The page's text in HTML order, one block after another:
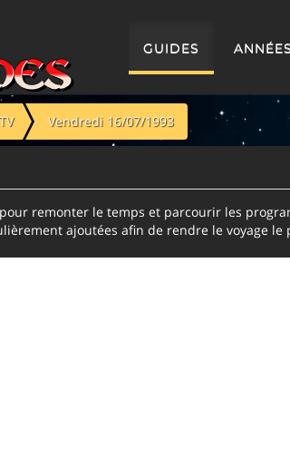
GUIDES ANNÉES
Vendredi 16/07/1993
remonter le temps et parcourir les
ajoutées afin de rendre le voyage le